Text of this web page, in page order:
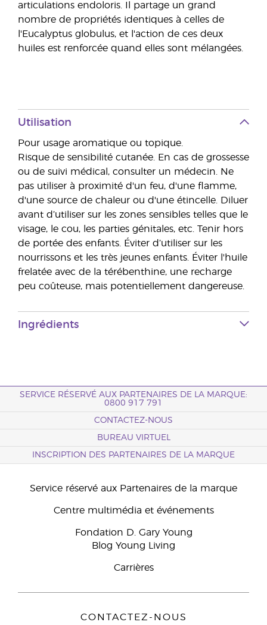
articulations endoloris. Il partage un grand
nombre de propriétés identiques à celles de
l'Eucalyptus globulus, et l'action de ces deux
huiles est renforcée quand elles sont mélangées.
Utilisation
Pour usage aromatique ou topique.
Risque de sensibilité cutanée. En cas de grossesse
ou de suivi médical, consulter un médecin. Ne
pas utiliser à proximité d'un feu, d'une flamme,
d'une source de chaleur ou d'une étincelle. Diluer
avant d’utiliser sur les zones sensibles telles que le
visage, le cou, les parties génitales, etc. Tenir hors
de portée des enfants. Éviter d’utiliser sur les
nourrissons et les très jeunes enfants. Éviter l'huile
frelatée avec de la térébenthine, une recharge
peu coûteuse, mais potentiellement dangereuse.
Ingrédients
SERVICE RÉSERVÉ AUX PARTENAIRES DE LA MARQUE:
0800 917 791
CONTACTEZ-NOUS
BUREAU VIRTUEL
INSCRIPTION DES PARTENAIRES DE LA MARQUE
Service réservé aux Partenaires de la marque
Centre multimédia et événements
Fondation D. Gary Young
Blog Young Living
Carrières
CONTACTEZ-NOUS